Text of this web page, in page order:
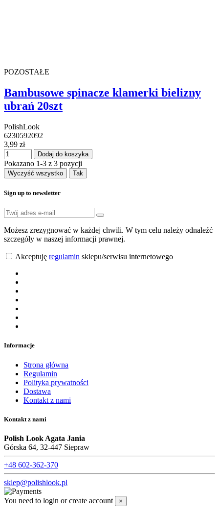
POZOSTAŁE
Bambusowe spinacze klamerki bielizny
ubrań 20szt
PolishLook
6230592092
3,99 zł
Dodaj do koszyka
Pokazano 1-3 z 3 pozycji
Wyczyść wszystko Tak
Sign up to newsletter
Możesz zrezygnować w każdej chwili. W tym celu należy odnaleźć
szczegóły w naszej informacji prawnej.
Akceptuję regulamin sklepu/serwisu internetowego
Informacje
Strona główna
Regulamin
Polityka prywatności
Dostawa
Kontakt z nami
Kontakt z nami
Polish Look Agata Jania
Górska 64, 32-447 Siepraw
+48 602-362-370
sklep@polishlook.pl
You need to login or create account ×